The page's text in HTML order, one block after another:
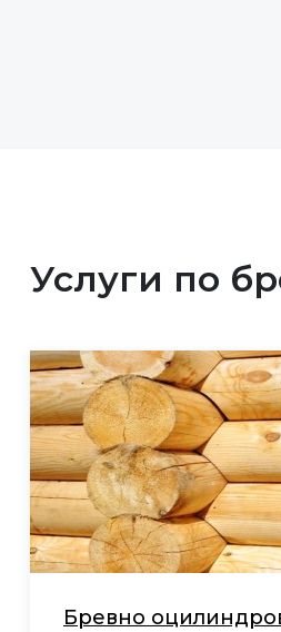
Услуги по
Бревно